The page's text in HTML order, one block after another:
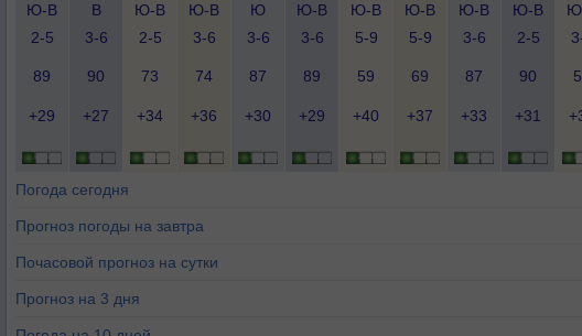
Ю-В
2-5
В
3-6
Ю-В
2-5
Ю-В
3-6
Ю
3-6
Ю-В
3-6
Ю-В
5-9
Ю-В
5-9
Ю-В
3-6
Ю-В
2-5
89 90 73 74 87 89 59 69 87 90
+29 +27 +34 +36 +30 +29 +40 +37 +33 +31
Погода сегодня
Прогноз погоды на завтра
Почасовой прогноз на сутки
Прогноз на 3 дня